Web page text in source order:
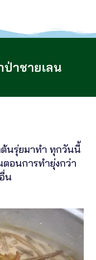
าชายเลน
ต้นรุ่ยมาทำ ทุกวันนี้
อนการทำยุ่งกว่า
น